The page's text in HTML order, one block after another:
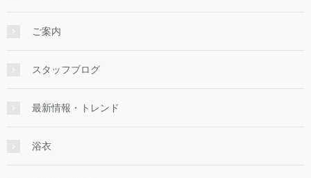
ご案内
スタッフブログ
最新情報・トレンド
浴衣